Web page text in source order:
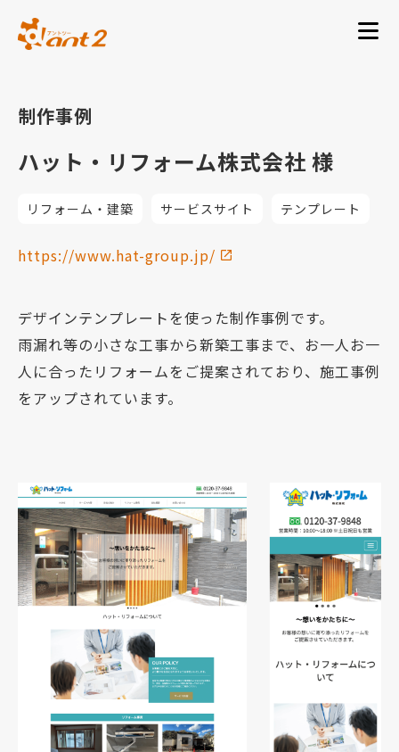
制作事例
ハット・リフォーム株式会社 様
リフォーム・建築 サービスサイト テンプレート
https://www.hat-group.jp/
デザインテンプレートを使った制作事例です。
雨漏れ等の小さな工事から新築工事まで、お一人お一
人に合ったリフォームをご提案されており、施工事例
をアップされています。